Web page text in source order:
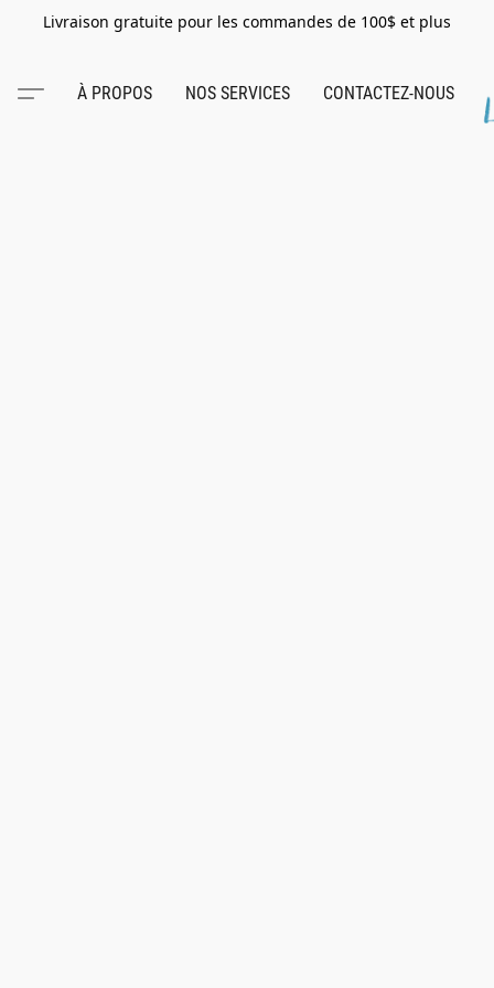
Livraison gratuite pour les commandes de 100$ et plus
À PROPOS NOS SERVICES CONTACTEZ-NOUS